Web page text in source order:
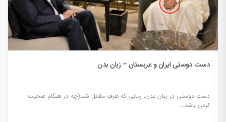
دست دوستی ایران و عربستان – زبان بدن
دستِ دوستی در زبان بدن، زمانی که طرف مقابل شما(چه در هنگام صحبت
کردن باشد...